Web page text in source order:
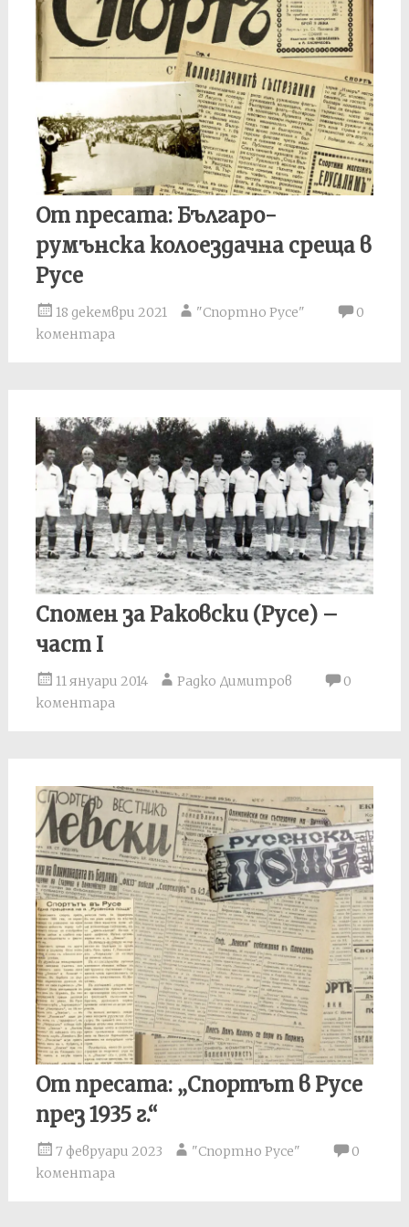
От пресата: Българо-
румънска колоездачна среща в
Русе
18 декември 2021 "Спортно Русе"
0
коментара
Спомен за Раковски (Русе) –
част I
11 януари 2014 Радко Димитров
0
коментара
От пресата: „Спортът в Русе
през 1935 г.“
7 февруари 2023 "Спортно Русе"
0
коментара